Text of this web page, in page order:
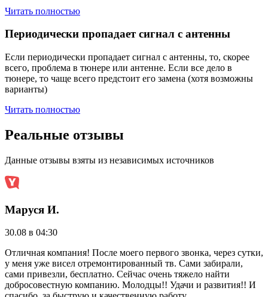
Читать полностью
Периодически пропадает сигнал с антенны
Если периодически пропадает сигнал с антенны, то, скорее
всего, проблема в тюнере или антенне. Если все дело в
тюнере, то чаще всего предстоит его замена (хотя возможны
варианты)
Читать полностью
Реальные отзывы
Данные отзывы взяты из независимых источников
Маруся И.
30.08 в 04:30
Отличная компания! После моего первого звонка, через сутки,
у меня уже висел отремонтированный тв. Сами забирали,
сами привезли, бесплатно. Сейчас очень тяжело найти
добросовестную компанию. Молодцы!! Удачи и развития!! И